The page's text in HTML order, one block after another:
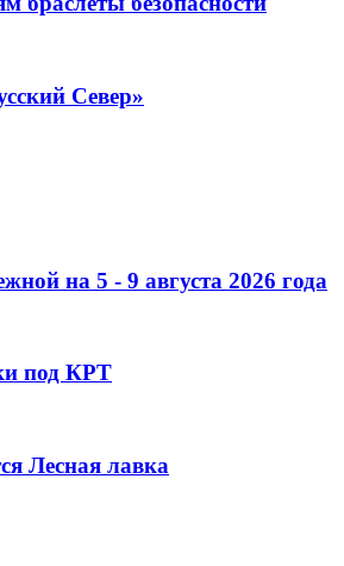
Север»
на 5 - 9 августа 2026 года
под КРТ
Лесная лавка